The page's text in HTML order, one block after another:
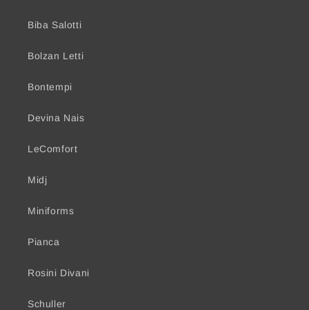
Biba Salotti
Bolzan Letti
Bontempi
Devina Nais
LeComfort
Midj
Miniforms
Pianca
Rosini Divani
Schuller